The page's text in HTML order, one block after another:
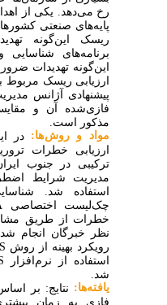
رخ می‌دهد. یکی از
پایه‌های صنعتی
ریسک این‌گونه
برنامه‌های
این‌گونه تهدیدات
ارزیابی ریسک مربوط
پیشنهادی آژانس
فازی‌شده آن و
مذکور است.
مواد و روش‌‌ها: در
ارزیابی خطرات
ترکیبی در جنوب
مدیریت شرایط
استفاده شد.
چک‌لیست اختصاصی
خطرات از طریق
نظر خبرگان انجام
رویکرد بهینه از روش
استفاده از نرم‌افزار
شد.
یافته‌ها:
فازی به زمان